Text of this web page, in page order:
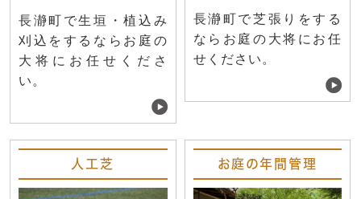
長瀞町で生垣・植込み
刈込をするならお庭の
大将にお任せくださ
い。
長瀞町で芝張りをする
ならお庭の大将にお任
せください。
人工芝 お庭の年間管理